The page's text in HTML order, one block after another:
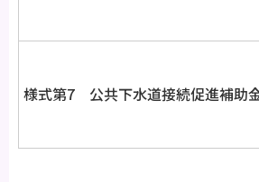
様式第7 公共下水道接続促進補助